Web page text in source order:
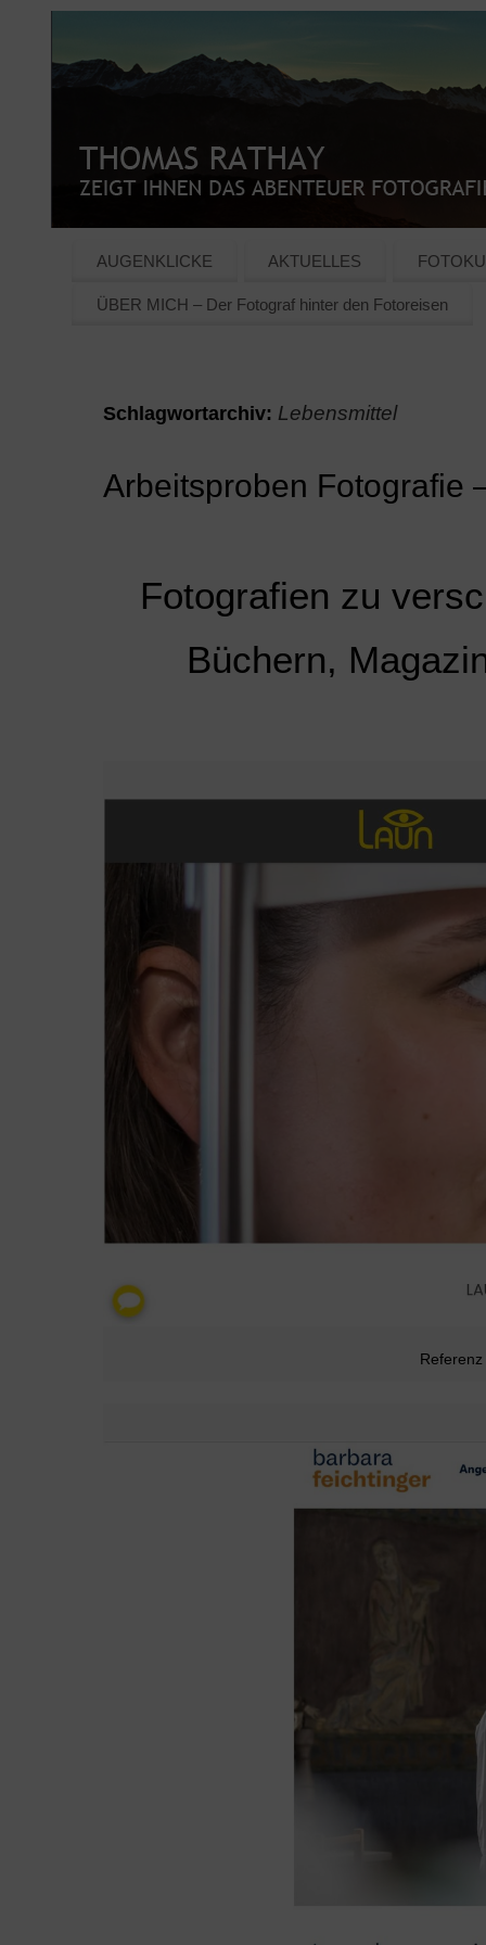
AUGENKLICKE AKTUELLES
ÜBER MICH – Der Fotograf hinter den Fotoreisen
Schlagwortarchiv: Lebensmittel
Arbeitsproben Fotografie
Fotografien zu
Büchern,